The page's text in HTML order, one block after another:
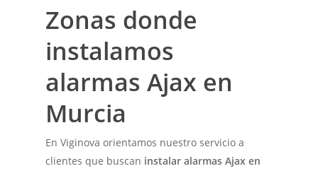
Zonas donde
instalamos
alarmas Ajax en
Murcia
En Viginova orientamos nuestro servicio a
clientes que buscan instalar alarmas Ajax en